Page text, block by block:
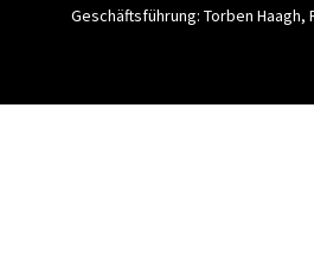
Geschäftsführung: Torben Haagh,